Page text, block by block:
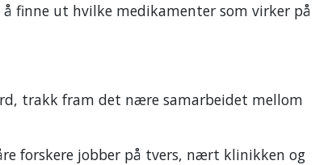
finne ut hvilke medikamenter som virker på
trakk fram det nære samarbeidet mellom
forskere jobber på tvers, nært klinikken og